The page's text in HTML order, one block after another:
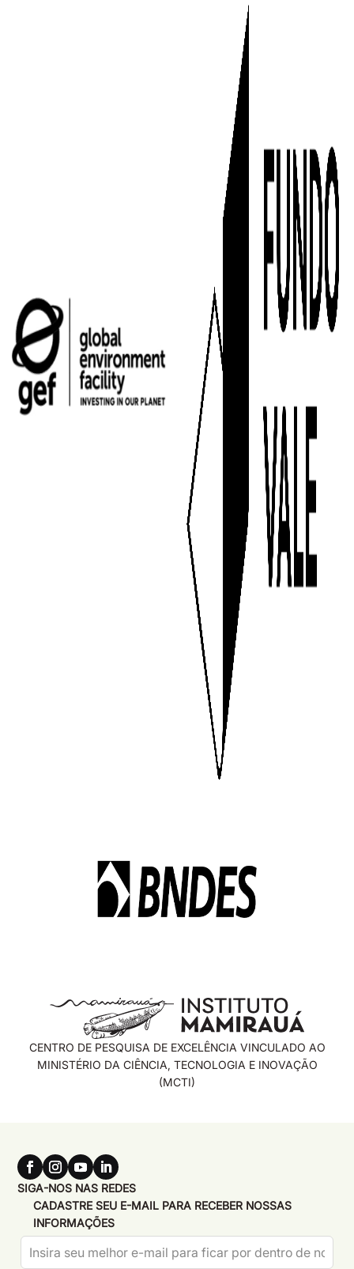
CENTRO DE PESQUISA DE EXCELÊNCIA VINCULADO AO
MINISTÉRIO DA CIÊNCIA, TECNOLOGIA E INOVAÇÃO
(MCTI)
SIGA-NOS NAS REDES
CADASTRE SEU E-MAIL PARA RECEBER NOSSAS
INFORMAÇÕES
Leave
this